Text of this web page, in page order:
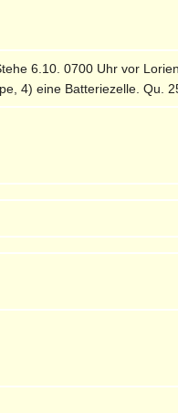
6.10. 0700 Uhr vor
4) eine Batteriezelle. Qu.